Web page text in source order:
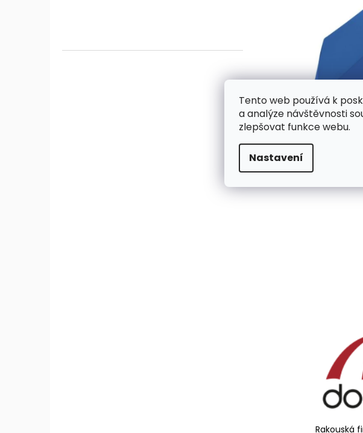
Tento web používá k
a analýze návštěvnosti
zlepšovat funkce webu.
Nastavení
Rakouská